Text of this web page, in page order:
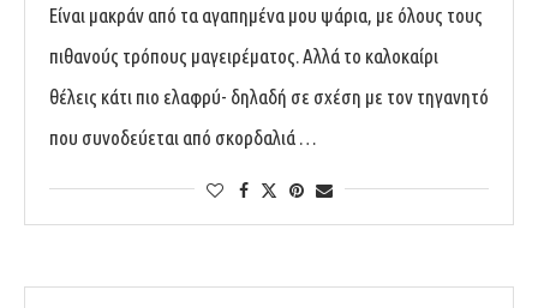
Είναι μακράν από τα αγαπημένα μου ψάρια, με όλους τους
πιθανούς τρόπους μαγειρέματος. Αλλά το καλοκαίρι
θέλεις κάτι πιο ελαφρύ- δηλαδή σε σχέση με τον τηγανητό
που συνοδεύεται από σκορδαλιά …